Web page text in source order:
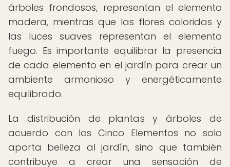
árboles frondosos, representan el elemento
madera, mientras que las flores coloridas y
las luces suaves representan el elemento
fuego. Es importante equilibrar la presencia
de cada elemento en el jardín para crear un
ambiente armonioso y energéticamente
equilibrado.
La distribución de plantas y árboles de
acuerdo con los Cinco Elementos no solo
aporta belleza al jardín, sino que también
contribuye a crear una sensación de